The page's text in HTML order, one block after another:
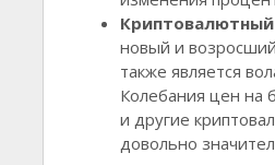
новый и
также является
Колебания цен на
и другие
довольно